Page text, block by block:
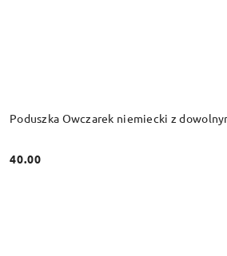
Poduszka Owczarek niemiecki z
Cena:
40.00